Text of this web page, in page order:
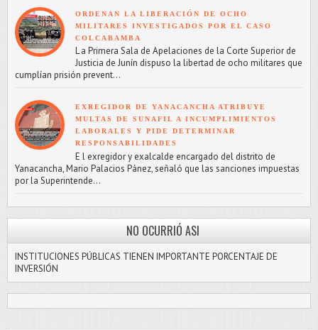
ORDENAN LA LIBERACIÓN DE OCHO
MILITARES INVESTIGADOS POR EL CASO
COLCABAMBA
L a Primera Sala de Apelaciones de la Corte Superior de
Justicia de Junín dispuso la libertad de ocho militares que
cumplían prisión prevent...
EXREGIDOR DE YANACANCHA ATRIBUYE
MULTAS DE SUNAFIL A INCUMPLIMIENTOS
LABORALES Y PIDE DETERMINAR
RESPONSABILIDADES
E l exregidor y exalcalde encargado del distrito de
Yanacancha, Mario Palacios Pánez, señaló que las sanciones impuestas
por la Superintende...
NO OCURRIÓ ASI
INSTITUCIONES PÚBLICAS TIENEN IMPORTANTE PORCENTAJE DE
INVERSIÓN